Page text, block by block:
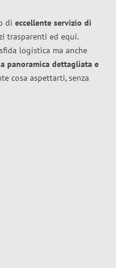
di eccellente servizio di
trasparenti ed equi.
logistica ma anche
panoramica dettagliata e
cosa aspettarti, senza